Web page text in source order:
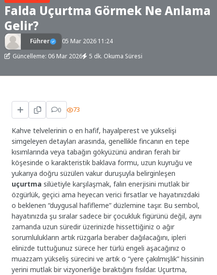
Falda Uçurtma Görmek Ne Anlama
Gelir?
Führer
05 Mar 2026 11:24
Güncelleme: 06 Mar 2026
5 dk. Okuma Süresi
0 73
Kahve telvelerinin o en hafif, hayalperest ve yükselişi
simgeleyen detayları arasında, genellikle fincanın en tepe
kısımlarında veya tabağın gökyüzünü andıran ferah bir
köşesinde o karakteristik baklava formu, uzun kuyruğu ve
yukarıya doğru süzülen vakur duruşuyla belirginleşen
uçurtma silüetiyle karşılaşmak, falın enerjisini mutlak bir
özgürlük, geçici ama heyecan verici fırsatlar ve hayatınızdaki
o beklenen “duygusal hafifleme” düzlemine taşır. Bu sembol,
hayatınızda şu sıralar sadece bir çocukluk figürünü değil, aynı
zamanda uzun süredir üzerinizde hissettiğiniz o ağır
sorumlulukların artık rüzgarla beraber dağılacağını, ipleri
elinizde tuttuğunuz sürece her türlü engeli aşacağınız o
muazzam yükseliş sürecini ve artık o “yere çakılmışlık” hissinin
yerini mutlak bir vizyonerliğe bıraktığını fısıldar. Uçurtma,